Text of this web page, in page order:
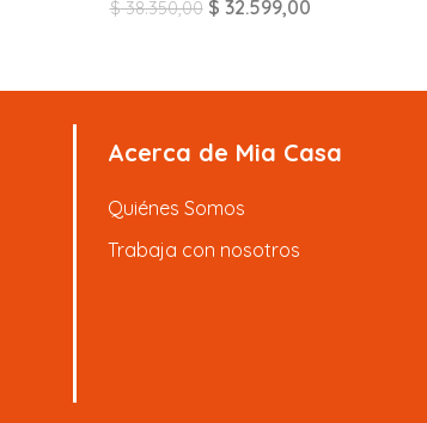
$38.350,00 $ 32.599,00
Acerca de Mia Casa
Quiénes Somos
Trabaja con nosotros